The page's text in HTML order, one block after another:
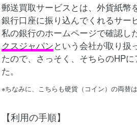
郵送買取サービスとは、外貨紙幣
銀行口座に振り込んでくれるサー
私の銀行のホームページで確認し
クスジャパンという会社が取り扱
たので、さっそく、そちらのHP
た。
※ちなみに、こちらも硬貨（コイン）の両替
【利用の手順】